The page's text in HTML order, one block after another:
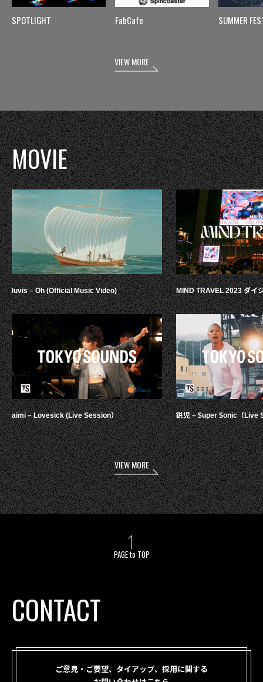
SPOTLIGHT FabCafe SUMMER
VIEW MORE
MOVIE
luvis – Oh (Official Music Video)
aimi – Lovesick (Live Session）
MIND TRAVEL 2023 ダイ
鋭児 – $uper $onic（Live
VIEW MORE
PAGE to TOP
CONTACT
ご意見・ご要望、タイアップ、採用に関する